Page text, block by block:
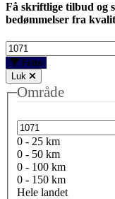
Få skriftlige tilbud og
bedømmelser fra
Filtre
Luk
Område
0 - 25 km
0 - 50 km
0 - 100 km
0 - 150 km
Hele landet